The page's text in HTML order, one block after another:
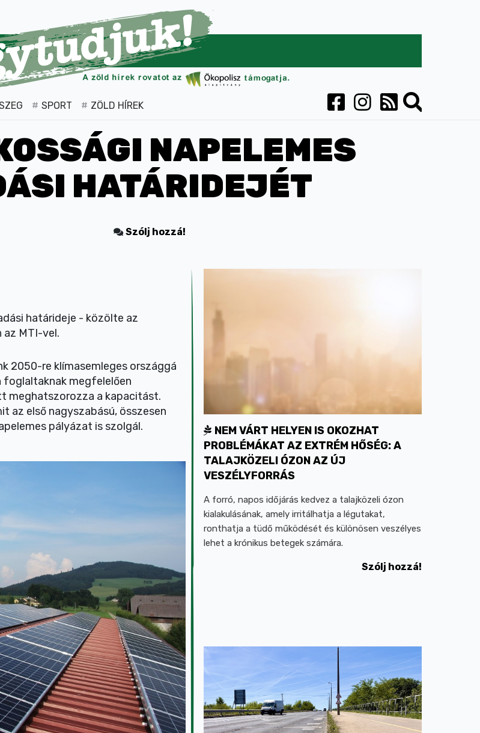
SPORT ZÖLD HÍREK
NAPELEMES
HATÁRIDEJÉT
Szólj hozzá!
határideje - közölte az
az MTI-vel.
2050-re klímasemleges országgá
foglaltaknak megfelelően
meghatszorozza a kapacitást.
az első nagyszabású, összesen
pályázat is szolgál.
NEM VÁRT HELYEN IS OKOZHAT
PROBLÉMÁKAT AZ EXTRÉM HŐSÉG: A
TALAJKÖZELI ÓZON AZ ÚJ
VESZÉLYFORRÁS
A forró, napos időjárás kedvez a talajközeli ózon
kialakulásának, amely irritálhatja a légutakat,
ronthatja a tüdő működését és különösen veszélyes
lehet a krónikus betegek számára.
Szólj hozzá!